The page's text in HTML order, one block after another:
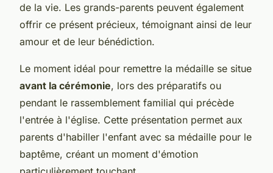
de la vie. Les grands-parents peuvent également
offrir ce présent précieux, témoignant ainsi de leur
amour et de leur bénédiction.
Le moment idéal pour remettre la médaille se situe
avant la cérémonie, lors des préparatifs ou
pendant le rassemblement familial qui précède
l'entrée à l'église. Cette présentation permet aux
parents d'habiller l'enfant avec sa médaille pour le
baptême, créant un moment d'émotion